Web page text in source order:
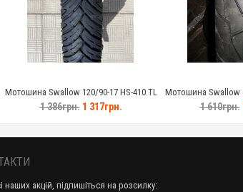
Мотошина Swallow 120/90-17 HS-410 TL
1 386грн.1 317грн.
Мотошина Swallow
1 610грн.
наших акцій, підпишіться на розсилку: